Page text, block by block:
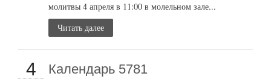
молитвы 4 апреля в 11:00 в молельном зале...
Читать далее
4 Календарь 5781